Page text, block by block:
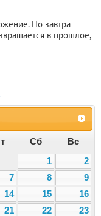
Но завтра
в прошлое,
Сб
Вс
1
2
7 8
9
14 15
16
21 22
23